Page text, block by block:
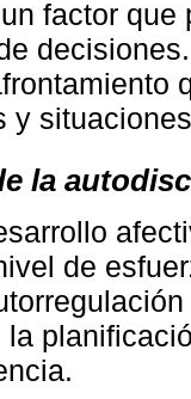
factor
y
la
de
la